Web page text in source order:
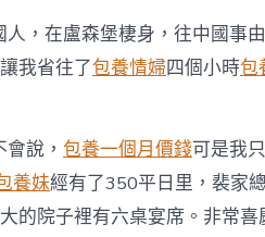
人，在盧森堡棲身，往中國事
我省往了包養情婦四個小時包
說， 包養一個月價錢可是我
養妹經有了350平日里，裴家
院子裡有六桌宴席。非常喜